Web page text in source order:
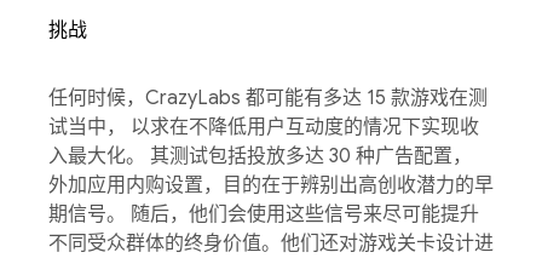
挑战
任何时候，CrazyLabs 都可能有多达 15 款游戏在测
试当中， 以求在不降低用户互动度的情况下实现收
入最大化。 其测试包括投放多达 30 种广告配置，
外加应用内购设置，目的在于辨别出高创收潜力的早
期信号。 随后，他们会使用这些信号来尽可能提升
不同受众群体的终身价值。他们还对游戏关卡设计进